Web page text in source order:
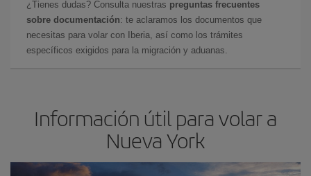
¿Tienes dudas? Consulta nuestras preguntas frecuentes
sobre documentación: te aclaramos los documentos que
necesitas para volar con Iberia, así como los trámites
específicos exigidos para la migración y aduanas.
Información útil para volar a
Nueva York